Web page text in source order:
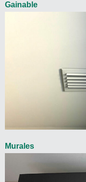
Gainable
Murales